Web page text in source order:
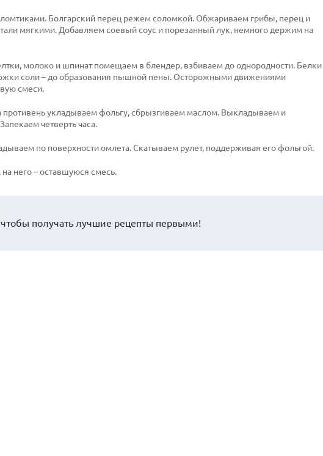
Болгарский перец режем соломкой. Обжариваем грибы, перец и
мягкими. Добавляем соевый соус и порезанный лук, немного держим на
молоко и шпинат помещаем в блендер, взбиваем до однородности. Белки
соли – до образования пышной пены. Осторожными движениями
смеси.
противень укладываем фольгу, сбрызгиваем маслом. Выкладываем и
четверть часа.
по поверхности омлета. Скатываем рулет, поддерживая его фольгой.
него – оставшуюся смесь.
чтобы получать лучшие рецепты первыми!